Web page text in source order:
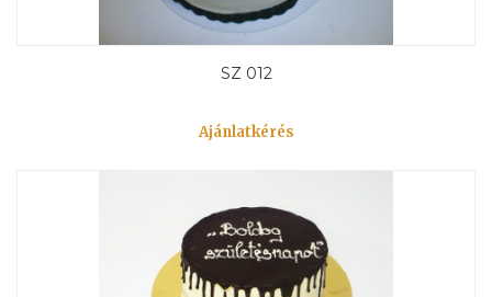
SZ 012
Ajánlatkérés